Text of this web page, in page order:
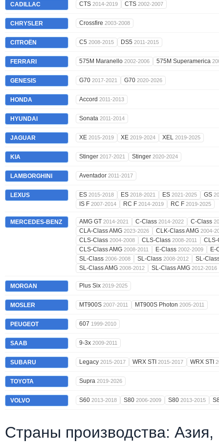
CADILLAC CTS 2014-2019 CTS 2002-2007
CHRYSLER Crossfire 2003-2008
CITROËN C5 2008-2015 DS5 2011-2015
FERRARI 575M Maranello 2002-2006 575M Superamerica
GENESIS G70 2017-2021 G70 2020-2026
HONDA Accord 2011-2013
HYUNDAI Sonata 2011-2014
JAGUAR XE 2015-2019 XE 2019-2024 XEL 2019-2025
KIA Stinger 2017-2021 Stinger 2020-2024
LAMBORGHINI Aventador 2011-2017
LEXUS ES 2015-2018 ES 2018-2021 ES 2021-2025 GS
IS F 2007-2014 RC F 2014-2019 RC F 2019-2025
MERCEDES-BENZ AMG GT 2014-2021 C-Class 2014-2022 C-Class
CLA-Class AMG 2023-2026 CLK-Class AMG 2004-
CLS-Class 2004-2008 CLS-Class 2008-2011
CLS-
CLS-Class AMG 2008-2011 E-Class 2002-2009
E-
SL-Class 2006-2008 SL-Class 2008-2012
SL-
SL-Class AMG 2008-2012 SL-Class AMG 2012-2016
MORGAN Plus Six 2019-2025
MOSLER MT900S 2007-2011 MT900S Photon 2005-2011
PEUGEOT 607 1999-2010
SAAB 9-3x 2009-2011
SUBARU Legacy 2015-2017 WRX STI 2015-2017 WRX STI
TOYOTA Supra 2019-2026
VOLVO S60 2013-2018 S80 2006-2009 S80 2013-2015
Страны производства: Азия,